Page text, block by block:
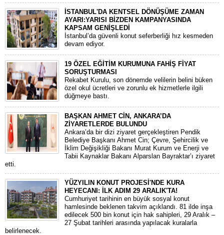
İSTANBUL'DA KENTSEL DÖNÜŞÜME ZAMAN
AYARI:YARISI BİZDEN KAMPANYASINDA
KAPSAM GENİŞLEDİ
​İstanbul’da güvenli konut seferberliği hız kesmeden
devam ediyor.
19 ÖZEL EĞİTİM KURUMUNA FAHİŞ FİYAT
SORUŞTURMASI
Rekabet Kurulu, son dönemde velilerin belini büken
özel okul ücretleri ve zorunlu ek hizmetlerle ilgili
düğmeye bastı.
BAŞKAN AHMET CİN, ANKARA’DA
ZİYARETLERDE BULUNDU
Ankara’da bir dizi ziyaret gerçekleştiren Pendik
Belediye Başkanı Ahmet Cin; Çevre, Şehircilik ve
İklim Değişikliği Bakanı Murat Kurum ve Enerji ve
Tabii Kaynaklar Bakanı Alparslan Bayraktar’ı ziyaret
etti.
YÜZYILIN KONUT PROJESİ'NDE KURA
HEYECANI: İLK ADIM 29 ARALIK'TA!
​Cumhuriyet tarihinin en büyük sosyal konut
hamlesinde beklenen takvim açıklandı. 81 ilde inşa
edilecek 500 bin konut için hak sahipleri, 29 Aralık –
27 Şubat tarihleri arasında yapılacak kuralarla
belirlenecek.